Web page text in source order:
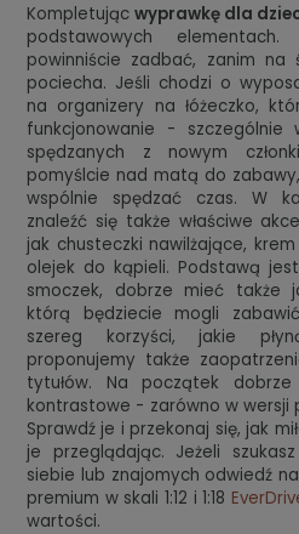
Kompletującwyprawkę dla
podstawowych
powinniście zadbać, zanim na
pociecha. Jeśli chodzi o
na organizery na łóżeczko,
funkcjonowanie - szczególnie
spędzanych z nowym
pomyślcie nad matą do
wspólnie spędzać czas. W
znaleźć się także właściwe
jak chusteczki nawilżające,
olejek do kąpieli. Podstawą
smoczek, dobrze mieć także
którą będziecie mogli
szereg korzyści, jakie
proponujemy także
tytułów. Na początek
kontrastowe - zarówno w wersji
Sprawdź je i przekonaj się, jak
je przeglądając. Jeżeli
siebie lub znajomych odwiedź
premium w skali 1:12 i 1:18
wartości.